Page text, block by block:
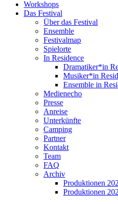
Workshops
Das Festival
Über das Festival
Ensemble
Festivalmap
Spielorte
In Residence
Dramatiker*in
Musiker*in
Ensemble in
Medienecho
Presse
Anreise
Unterkünfte
Camping
Partner
Kontakt
Team
FAQ
Archiv
Produktionen
Produktionen